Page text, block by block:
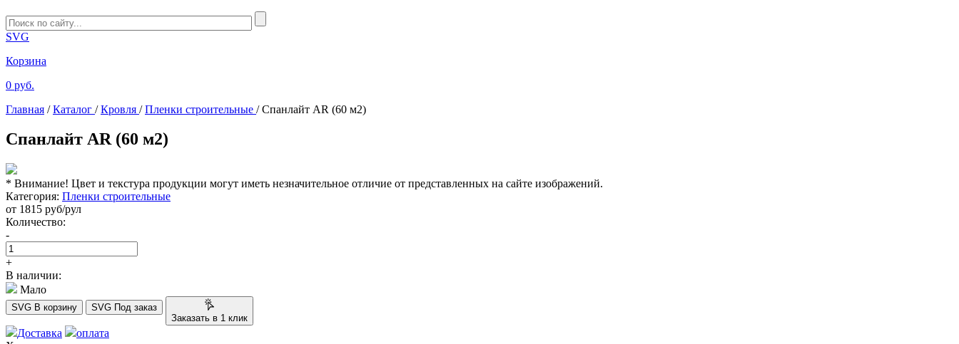
SVG
Корзина
0 руб.
Главная / Каталог / Кровля / Пленки строительные / Спанлайт AR (60 м2)
Спанлайт AR (60 м2)
* Внимание! Цвет и текстура продукции могут иметь незначительное отличие от представленных на сайте изображений.
Категория: Пленки строительные
от 1815 руб/рул
Количество:
-
+
В наличии:
Мало
SVG В корзину SVG Под заказ
Заказать в 1 клик
Доставка
оплата